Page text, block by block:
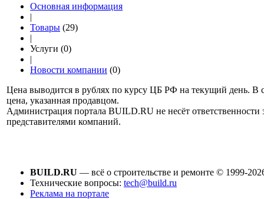
Основная информация
|
Товары (29)
|
Услуги (0)
|
Новости компании (0)
Цена выводится в рублях по курсу ЦБ РФ на текущий день. В
цена, указанная продавцом.
Администрация портала BUILD.RU не несёт
представителями компаний.
BUILD.RU — всё о строительстве и ремонте © 1999-
Технические вопросы: tech@build.ru
Реклама на портале